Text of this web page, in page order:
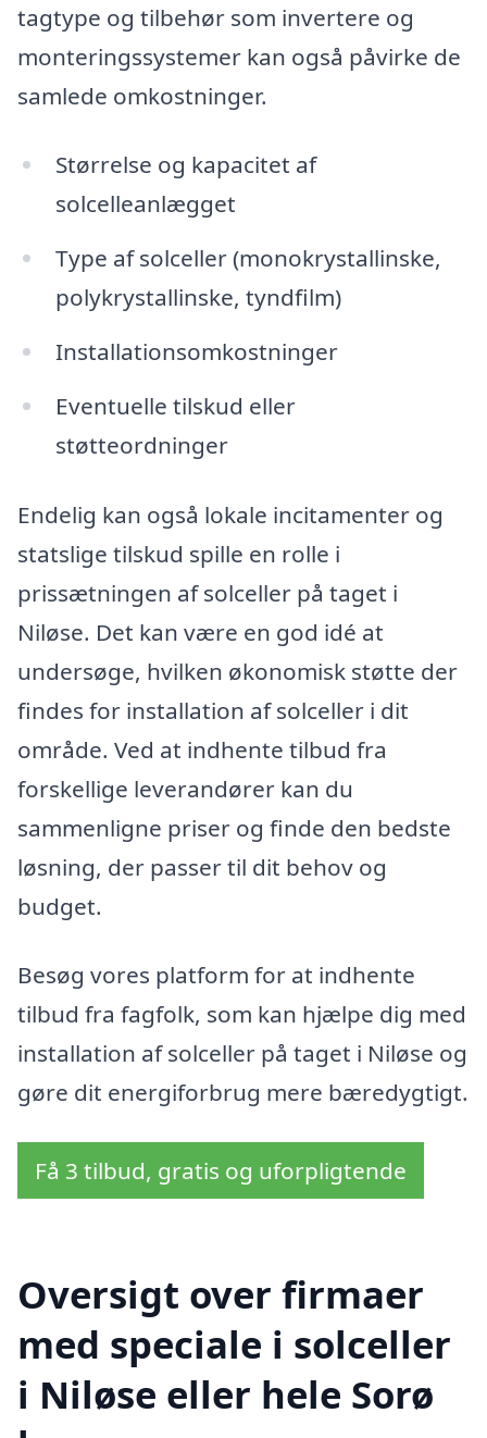
tagtype og tilbehør som invertere og
monteringssystemer kan også påvirke de
samlede omkostninger.
Størrelse og kapacitet af
solcelleanlægget
Type af solceller (monokrystallinske,
polykrystallinske, tyndfilm)
Installationsomkostninger
Eventuelle tilskud eller
støtteordninger
Endelig kan også lokale incitamenter og
statslige tilskud spille en rolle i
prissætningen af solceller på taget i
Niløse. Det kan være en god idé at
undersøge, hvilken økonomisk støtte der
findes for installation af solceller i dit
område. Ved at indhente tilbud fra
forskellige leverandører kan du
sammenligne priser og finde den bedste
løsning, der passer til dit behov og
budget.
Besøg vores platform for at indhente
tilbud fra fagfolk, som kan hjælpe dig med
installation af solceller på taget i Niløse og
gøre dit energiforbrug mere bæredygtigt.
Få 3 tilbud, gratis og uforpligtende
Oversigt over firmaer
med speciale i solceller
i Niløse eller hele Sorø